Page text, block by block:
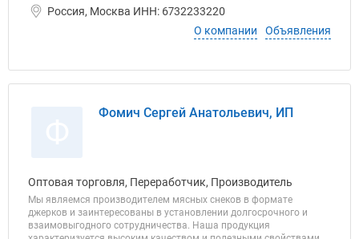
Россия, Москва ИНН: 6732233220
О компании
Объявления
Фомич Сергей Анатольевич, ИП
Оптовая торговля, Переработчик, Производитель
Мы являемся производителем мясных снеков в формате
джерков и заинтересованы в установлении долгосрочного и
взаимовыгодного сотрудничества. Наша продукция